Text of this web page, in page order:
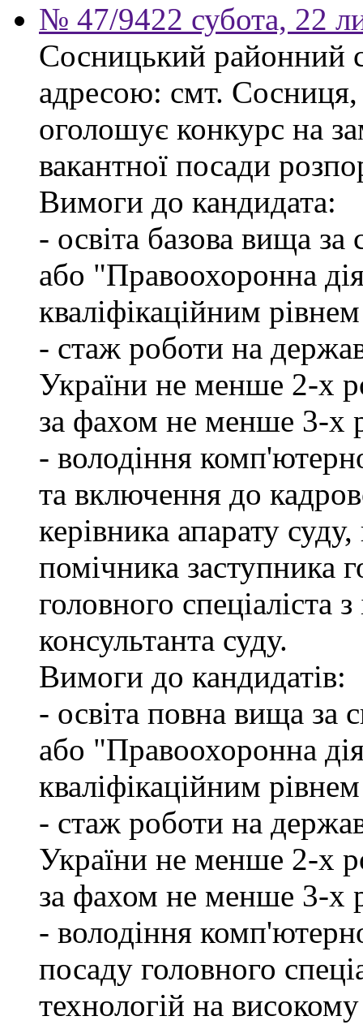
№ 47/9422 субота, 22
Сосницький районний
адресою: смт. Сосниця,
оголошує конкурс на
вакантної посади
Вимоги до кандидата:
- освіта базова вища
або "Правоохоронна
кваліфікаційним
- стаж роботи на
України не менше 2-х
за фахом не менше 3-х
- володіння
та включення до
керівника апарату
помічника заступника
головного спеціаліста
консультанта суду.
Вимоги до кандидатів:
- освіта повна вища за
або "Правоохоронна
кваліфікаційним
- стаж роботи на
України не менше 2-х
за фахом не менше 3-х
- володіння
посаду головного
технологій на